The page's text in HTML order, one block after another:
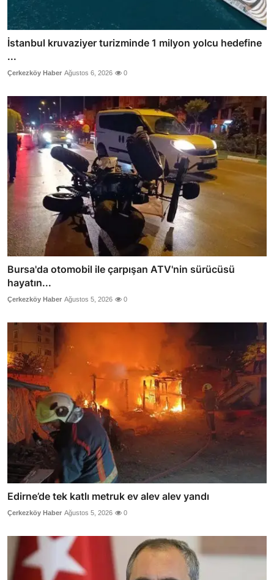
İstanbul kruvaziyer turizminde 1 milyon yolcu hedefine
...
Çerkezköy Haber Ağustos 6, 2026 0
Bursa'da otomobil ile çarpışan ATV'nin sürücüsü
hayatın...
Çerkezköy Haber Ağustos 5, 2026 0
Edirne’de tek katlı metruk ev alev alev yandı
Çerkezköy Haber Ağustos 5, 2026 0